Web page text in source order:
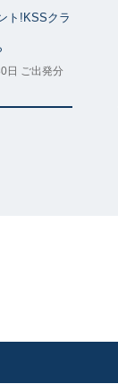
ト!KSSクラ
日 ご出発分